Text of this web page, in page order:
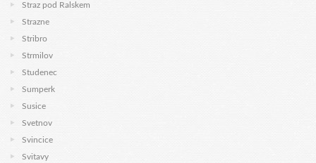
Straz pod Ralskem
Strazne
Stribro
Strmilov
Studenec
Sumperk
Susice
Svetnov
Svincice
Svitavy